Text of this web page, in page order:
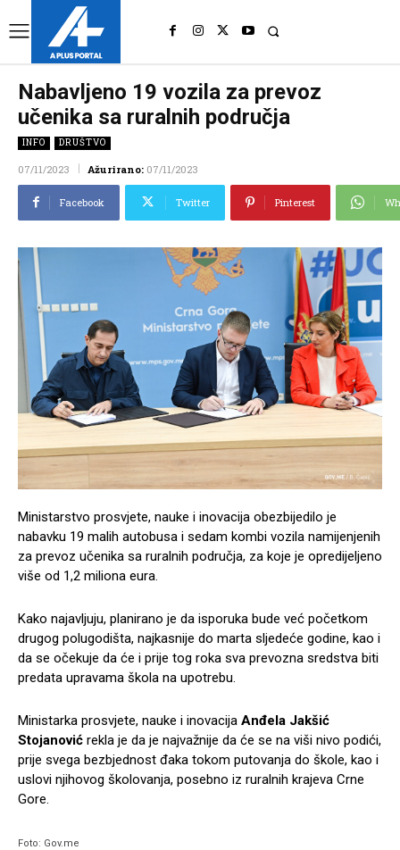
Nabavljeno 19 vozila za prevoz
učenika sa ruralnih područja
INFO DRUŠTVO
07/11/2023 Ažurirano: 07/11/2023
Facebook Twitter Pinterest
Ministarstvo prosvjete, nauke i inovacija obezbijedilo je
nabavku 19 malih autobusa i sedam kombi vozila namijenjenih
za prevoz učenika sa ruralnih područja, za koje je opredijeljeno
više od 1,2 miliona eura.
Kako najavljuju, planirano je da isporuka bude već početkom
drugog polugodišta, najkasnije do marta sljedeće godine, kao i
da se očekuje da će i prije tog roka sva prevozna sredstva biti
predata upravama škola na upotrebu.
Ministarka prosvjete, nauke i inovacija Anđela Jakšić
Stojanović rekla je da je najvažnije da će se na viši nivo podići,
prije svega bezbjednost đaka tokom putovanja do škole, kao i
uslovi njihovog školovanja, posebno iz ruralnih krajeva Crne
Gore.
Foto: Gov.me